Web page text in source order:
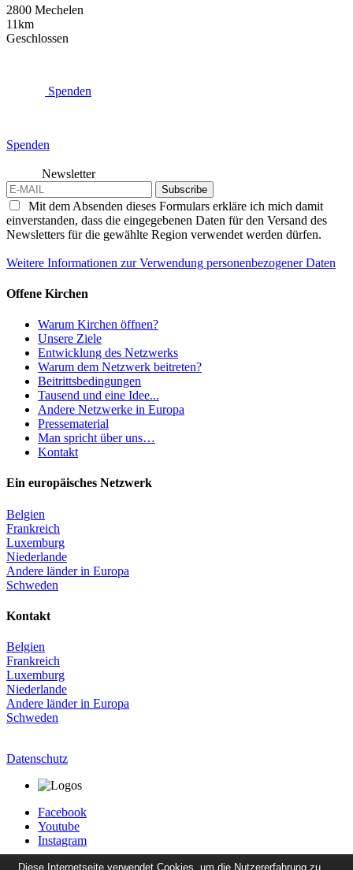
2800 Mechelen
11km
Geschlossen
Spenden
Spenden
Newsletter
Subscribe
Mit dem Absenden dieses Formulars erkläre ich mich damit
einverstanden, dass die eingegebenen Daten für den Versand des
Newsletters für die gewählte Region verwendet werden dürfen.
Weitere Informationen zur Verwendung personenbezogener Daten
Offene Kirchen
Warum Kirchen öffnen?
Unsere Ziele
Entwicklung des Netzwerks
Warum dem Netzwerk beitreten?
Beitrittsbedingungen
Tausend und eine Idee...
Andere Netzwerke in Europa
Pressematerial
Man spricht über uns…
Kontakt
Ein europäisches Netzwerk
Belgien
Frankreich
Luxemburg
Niederlande
Andere länder in Europa
Schweden
Kontakt
Belgien
Frankreich
Luxemburg
Niederlande
Andere länder in Europa
Schweden
Datenschutz
Facebook
Youtube
Instagram
Diese Internetseite verwendet Cookies, um die Nutzererfahrung zu